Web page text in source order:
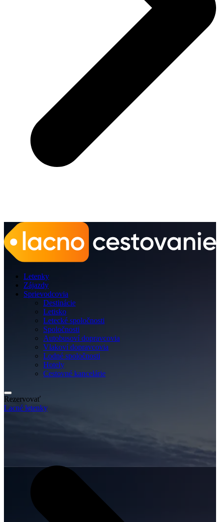
Letenky
Zájazdy
Sprievodcovia
Destinácie
Letisko
Letecké spoločnosti
Spoločnosti
Autobusoví dopravcovia
Vlakoví dopravcovia
Lodné spoločnosti
Hotely
Cestovné kancelárie
Rezervovať
Lacné letenky